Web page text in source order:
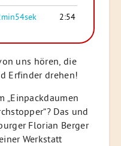
2:54
uns hören, die
Erfinder drehen!
„Einpackdaumen
Das und
Florian Berger
Werkstatt